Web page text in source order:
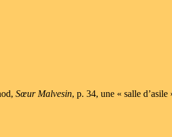
Sœur Malvesin, p. 34, une « salle